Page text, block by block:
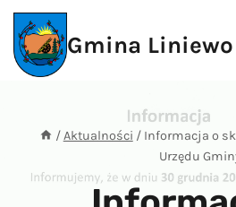
Przejdź
treści
Gmina Liniewo
/Aktualności / Informacja o
Urzędu